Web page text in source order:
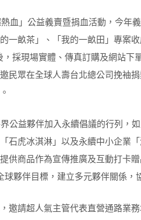
血」公益義賣暨捐血活動，今年
一畝茶」、「我的一畝田」專案
採現場實體、傳真訂購及網站下
民眾在全球人壽台北總公司挽袖
公益夥伴加入永續倡議的行列，
石虎冰淇淋」以及永續中小企業
供商品作為宣傳推廣及互動打卡
夥伴目標，建立多元夥伴關係，
邀請超人氣主管代表直營通路業